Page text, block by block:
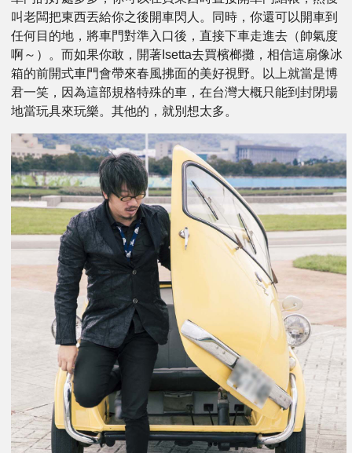
叫老闆把東西丟給你之後開車閃人。同時，你還可以開車到
任何目的地，將車門對準入口後，直接下車走進去（帥氣度
啊～）。而如果你敢，開著Isetta去買檳榔攤，相信這扇像冰
箱的前開式車門會帶來春風拂面的美好視野。以上就當是博
君一笑，因為這部規格特殊的車，在台灣大概只能到封閉場
地當玩具來玩樂。其他的，就別想太多。